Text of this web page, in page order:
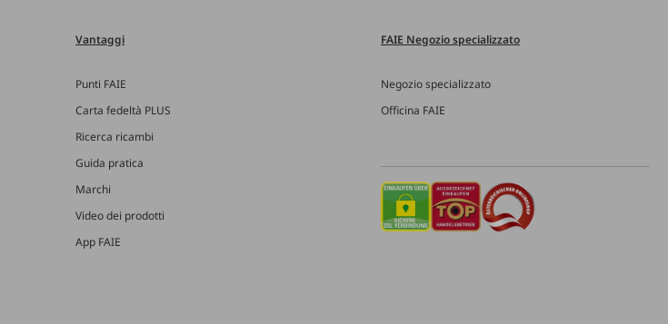
Vantaggi
Punti FAIE
Carta fedeltà PLUS
Ricerca ricambi
Guida pratica
Marchi
Video dei prodotti
App FAIE
FAIE Negozio specializzato
Negozio specializzato
Officina FAIE